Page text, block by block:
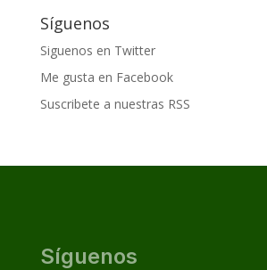
Síguenos
Siguenos en Twitter
Me gusta en Facebook
Suscribete a nuestras RSS
Síguenos